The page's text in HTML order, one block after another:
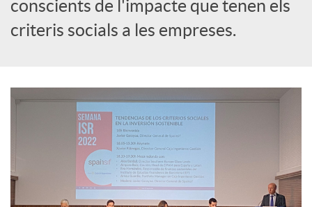
conscients de l'impacte que tenen els
criteris socials a les empreses.